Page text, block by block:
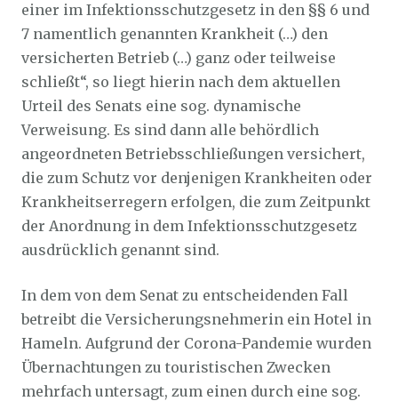
einer im Infektionsschutzgesetz in den §§ 6 und
7 namentlich genannten Krankheit (…) den
versicherten Betrieb (…) ganz oder teilweise
schließt“, so liegt hierin nach dem aktuellen
Urteil des Senats eine sog. dynamische
Verweisung. Es sind dann alle behördlich
angeordneten Betriebsschließungen versichert,
die zum Schutz vor denjenigen Krankheiten oder
Krankheitserregern erfolgen, die zum Zeitpunkt
der Anordnung in dem Infektionsschutzgesetz
ausdrücklich genannt sind.
In dem von dem Senat zu entscheidenden Fall
betreibt die Versicherungsnehmerin ein Hotel in
Hameln. Aufgrund der Corona-Pandemie wurden
Übernachtungen zu touristischen Zwecken
mehrfach untersagt, zum einen durch eine sog.